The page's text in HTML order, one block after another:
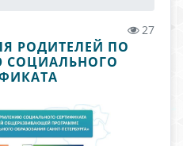
27
РОДИТЕЛЕЙ ПО